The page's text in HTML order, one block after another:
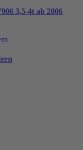
3,5-4t ab 2006